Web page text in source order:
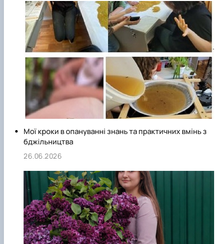
Мої кроки в опануванні знань та практичних вмінь з
бджільництва
26.06.2026